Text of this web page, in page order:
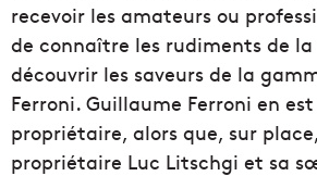
recevoir les amateurs ou
de connaître les rudiments de
découvrir les saveurs de la
Ferroni. Guillaume Ferroni en
propriétaire, alors que, sur
propriétaire Luc Litschgi et sa